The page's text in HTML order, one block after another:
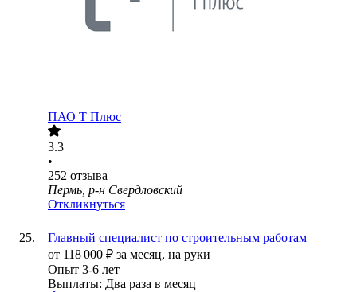
ПАО Т Плюс
3.3
•
252 отзыва
Пермь, р-н Свердловский
Откликнуться
Главный специалист по строительным работам
от 118 000 ₽ за месяц, на руки
Опыт 3-6 лет
Выплаты: Два раза в месяц